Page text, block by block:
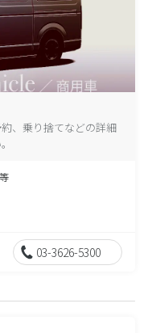
、乗り捨てなどの詳細
03-3626-5300